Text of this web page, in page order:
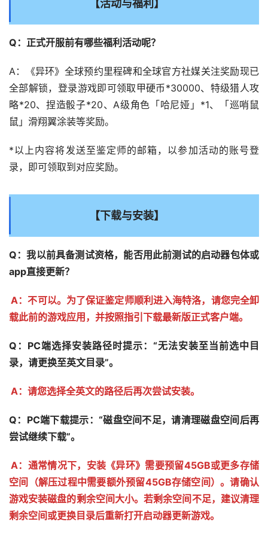
【活动与福利】
Q：正式开服前有哪些福利活动呢？
A：《异环》全球预约里程碑和全球官方社媒关注奖励现已
全部解锁，登录游戏即可领取甲硬币*30000、特级猎人攻
略*20、捏造骰子*20、A级角色「哈尼娅」*1、「巡哨鼠
鼠」滑翔翼涂装等奖励。
*以上内容将发送至鉴定师的邮箱，以参加活动的账号登
录，即可领取到对应奖励。
【下载与安装】
Q：我以前具备测试资格，能否用此前测试的启动器包体或
app直接更新？
A：不可以。为了保证鉴定师顺利进入海特洛，请您完全卸
载此前的游戏应用，并按照指引下载最新版正式客户端。
Q：PC端选择安装路径时提示：“无法安装至当前选中目
录，请更换至英文目录”。
A：请您选择全英文的路径后再次尝试安装。
Q：PC端下载提示：“磁盘空间不足，请清理磁盘空间后再
尝试继续下载”。
A：通常情况下，安装《异环》需要预留45GB或更多存储
空间（解压过程中需要额外预留45GB存储空间）。请确认
游戏安装磁盘的剩余空间大小。若剩余空间不足，建议清理
剩余空间或更换目录后重新打开启动器更新游戏。